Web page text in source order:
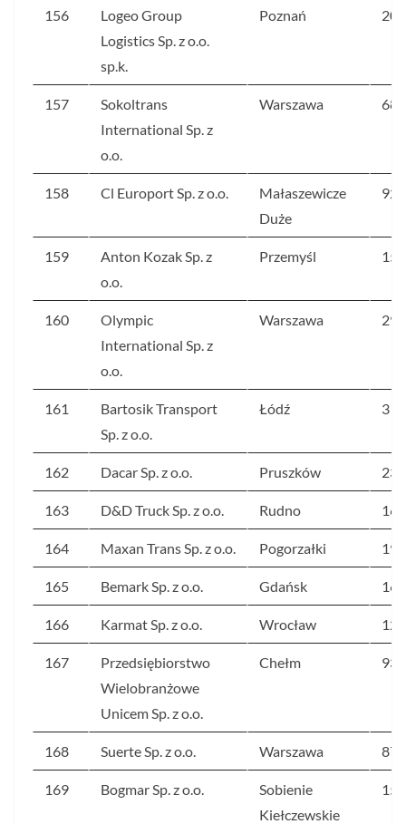
156
Logeo Group
Logistics Sp. z o.o.
sp.k.
Poznań 207
157
Sokoltrans
International Sp. z
o.o.
Warszawa 680
158 Cl Europort Sp. z o.o.
Małaszewicze
Duże
92
159
Anton Kozak Sp. z
o.o.
Przemyśl 159
160
Olympic
International Sp. z
o.o.
Warszawa 296
161
Bartosik Transport
Sp. z o.o.
Łódź 3
162 Dacar Sp. z o.o. Pruszków 232
163 D&D Truck Sp. z o.o. Rudno 166
164 Maxan Trans Sp. z o.o. Pogorzałki 196
165 Bemark Sp. z o.o. Gdańsk 162
166 Karmat Sp. z o.o. Wrocław 122
167
Przedsiębiorstwo
Wielobranżowe
Unicem Sp. z o.o.
Chełm 93
168 Suerte Sp. z o.o. Warszawa 87
169 Bogmar Sp. z o.o.
Sobienie
Kiełczewskie
154